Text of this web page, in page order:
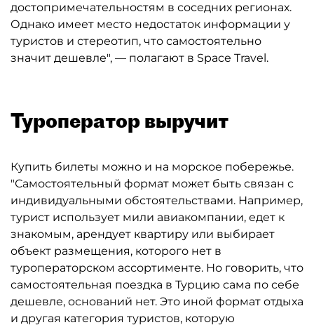
достопримечательностям в соседних регионах.
Однако имеет место недостаток информации у
туристов и стереотип, что самостоятельно
значит дешевле", — полагают в Space Travel.
Туроператор выручит
Купить билеты можно и на морское побережье.
"Самостоятельный формат может быть связан с
индивидуальными обстоятельствами. Например,
турист использует мили авиакомпании, едет к
знакомым, арендует квартиру или выбирает
объект размещения, которого нет в
туроператорском ассортименте. Но говорить, что
самостоятельная поездка в Турцию сама по себе
дешевле, оснований нет. Это иной формат отдыха
и другая категория туристов, которую